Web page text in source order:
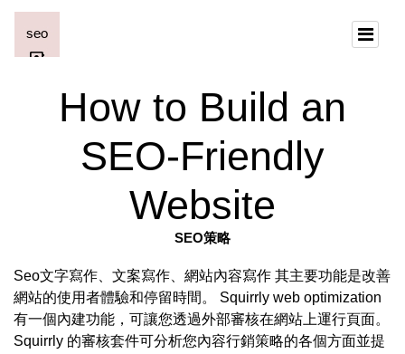
How to Build an
SEO-Friendly
Website
SEO策略
Seo文字寫作、文案寫作、網站內容寫作 其主要功能是改善
網站的使用者體驗和停留時間。 Squirrly web optimization
有一個內建功能，可讓您透過外部審核在網站上運行頁面。
Squirrly 的審核套件可分析您內容行銷策略的各個方面並提